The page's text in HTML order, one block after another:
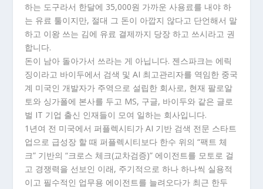
하는 도구라서 한달에 35,000원 가까운 사용료를 내야 하
는 유료 툴이지만, 절대 그 돈이 아깝지 않다고 단언해서 말
하고 이왕 쓰는 김에 유료 결제까지 당장 하고 쓰시라고 권
합니다.
돈이 남아 돌아가서 쓰라는 게 아닙니다. 젠스파크는 에릭
징이라고 바이두에서 검색 및 AI 최고관리자를 역임한 중국
계 미국인 개발자가 주역으로 설립한 회사로, 현재 팔로알
토와 싱가폴에 본사를 두고 MS, 구글, 바이두와 같은 글로
벌 IT 기업 출신 인재들이 모여 일하는 회사입니다.
1년여 전 미국에서 퍼플렉시티가 AI 기반 검색 전문 스타트
업으로 급성장 할 때 퍼플렉시티보다 한수 위의 “팩트 체
크” 기반의 “크로스 체크(교차검증)” 에이전트를 모토로 걸
고 경쟁력을 선보인 이래, 주기적으로 하나 하나씩 실용적
이고 필수적인 업무용 에이전트를 늘려오다가 최근 한두